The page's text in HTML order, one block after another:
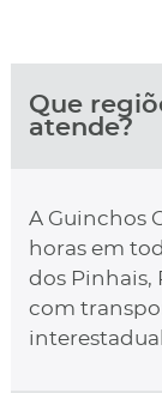
Que
atende?
A Guinchos
horas em
dos Pinhais,
com